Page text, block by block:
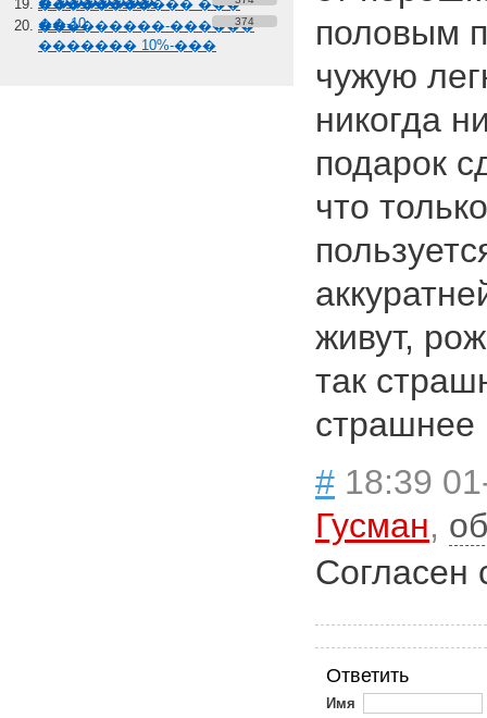
����������� ���
��-10
���������-������
������� 10%-���
374
половым
чужую
никогда
подарок
что
живут,
так
# 18:39
Гусман,
Согласен
Ответить
Имя